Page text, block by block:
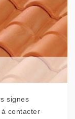
signes
à contacter